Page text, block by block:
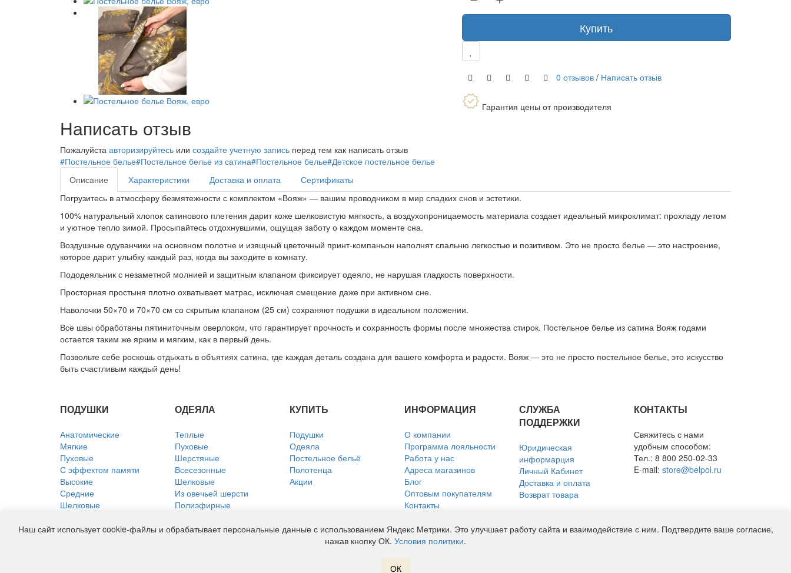
Написать отзыв
Пожалуйста авторизируйтесь или создайте учетную запись перед тем как написать отзыв
Купить
0 отзывов/ Написать отзыв
Гарантия цены от производителя
#Постельное белье#Постельное белье из сатина#Постельное белье#Детское постельное белье
Описание
Характеристики Доставка и оплата
Сертификаты
Погрузитесь в атмосферу безмятежности с комплектом «Вояж» — вашим проводником в мир сладких снов и эстетики.
100% натуральный хлопок сатинового плетения дарит коже шелковистую мягкость, а воздухопроницаемость материала создает идеальный микроклимат: прохладу летом
и уютное тепло зимой. Просыпайтесь отдохнувшими, ощущая заботу о каждом моменте сна.
Воздушные одуванчики на основном полотне и изящный цветочный принт-компаньон наполнят спальню легкостью и позитивом. Это не просто белье — это настроение,
которое дарит улыбку каждый раз, когда вы заходите в комнату.
Пододеяльник с незаметной молнией и защитным клапаном фиксирует одеяло, не нарушая гладкость поверхности.
Просторная простыня плотно охватывает матрас, исключая смещение даже при активном сне.
Наволочки 50×70 и 70×70 см со скрытым клапаном (25 см) сохраняют подушки в идеальном положении.
Все швы обработаны пятиниточным оверлоком, что гарантирует прочность и сохранность формы после множества стирок. Постельное белье из сатина Вояж годами
остается таким же ярким и мягким, как в первый день.
Позвольте себе роскошь отдыхать в объятиях сатина, где каждая деталь создана для вашего комфорта и радости. Вояж — это не просто постельное белье, это искусство
быть счастливым каждый день!
ПОДУШКИ
Анатомические
Мягкие
Пуховые
С эффектом памяти
Высокие
Средние
Шелковые
Льняные
ОДЕЯЛА
Теплые
Пуховые
Шерстяные
Всесезонные
Шелковые
Из овечьей шерсти
Полиэфирные
Льняные
КУПИТЬ
Подушки
Одеяла
Постельное бельё
Полотенца
Акции
ИНФОРМАЦИЯ
О компании
Программа лояльности
Работа у нас
Адреса магазинов
Блог
Оптовым покупателям
Контакты
файлов Cookie
Согласие на обработку
СЛУЖБА
ПОДДЕРЖКИ
Юридическая
информарция
Личный Кабинет
Доставка и оплата
Возврат товара
КОНТАКТЫ
Свяжитесь с нами
удобным способом:
Тел.: 8 800 250-02-33
E-mail: store@belpol.ru
Наш сайт использует cookie-файлы и обрабатывает персональные данные с использованием Яндекс Метрики. Это улучшает работу сайта и взаимодействие с ним. Подтвердите ваше согласие,
нажав кнопку ОК. Условия политики.
ОК